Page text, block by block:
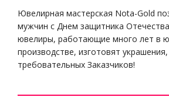
Ювелирная мастерская Nota-Gold
мужчин с Днем защитника
ювелиры, работающие много лет в
производстве, изготовят
требовательных Заказчиков!